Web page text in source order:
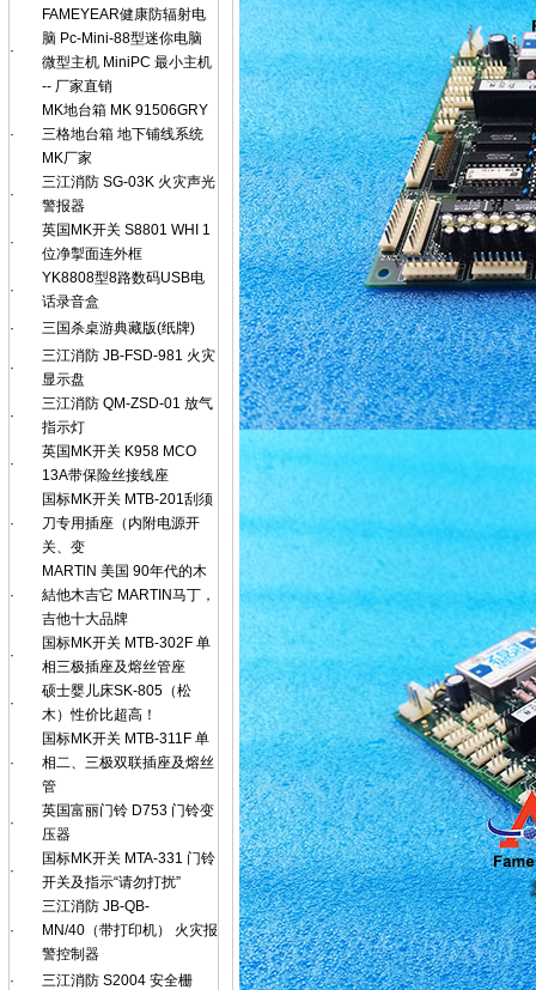
·
FAMEYEAR健康防辐射电
脑 Pc-Mini-88型迷你电脑
微型主机 MiniPC 最小主机
-- 厂家直销
·
MK地台箱 MK 91506GRY
三格地台箱 地下铺线系统
MK厂家
·
三江消防 SG-03K 火灾声光
警报器
·
英国MK开关 S8801 WHI 1
位净掣面连外框
·
YK8808型8路数码USB电
话录音盒
·
三国杀桌游典藏版(纸牌)
·
三江消防 JB-FSD-981 火灾
显示盘
·
三江消防 QM-ZSD-01 放气
指示灯
·
英国MK开关 K958 MCO
13A带保险丝接线座
·
国标MK开关 MTB-201刮须
刀专用插座（内附电源开
关、变
·
MARTlN 美国 90年代的木
結他木吉它 MARTIN马丁，
吉他十大品牌
·
国标MK开关 MTB-302F 单
相三极插座及熔丝管座
·
硕士婴儿床SK-805（松
木）性价比超高！
·
国标MK开关 MTB-311F 单
相二、三极双联插座及熔丝
管
·
英国富丽门铃 D753 门铃变
压器
·
国标MK开关 MTA-331 门铃
开关及指示“请勿打扰”
·
三江消防 JB-QB-
MN/40（带打印机） 火灾报
警控制器
·
三江消防 S2004 安全栅